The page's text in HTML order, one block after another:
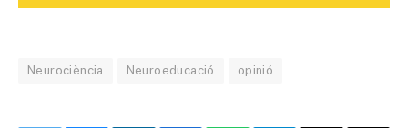
Neurociència Neuroeducació opinió